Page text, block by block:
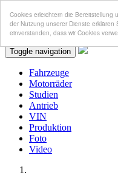
Cookies erleichtern die Bereitstellung
der Nutzung unserer Dienste erklären
einverstanden, dass wir Cookies
Toggle navigation
Fahrzeuge
Motorräder
Studien
Antrieb
VIN
Produktion
Foto
Video